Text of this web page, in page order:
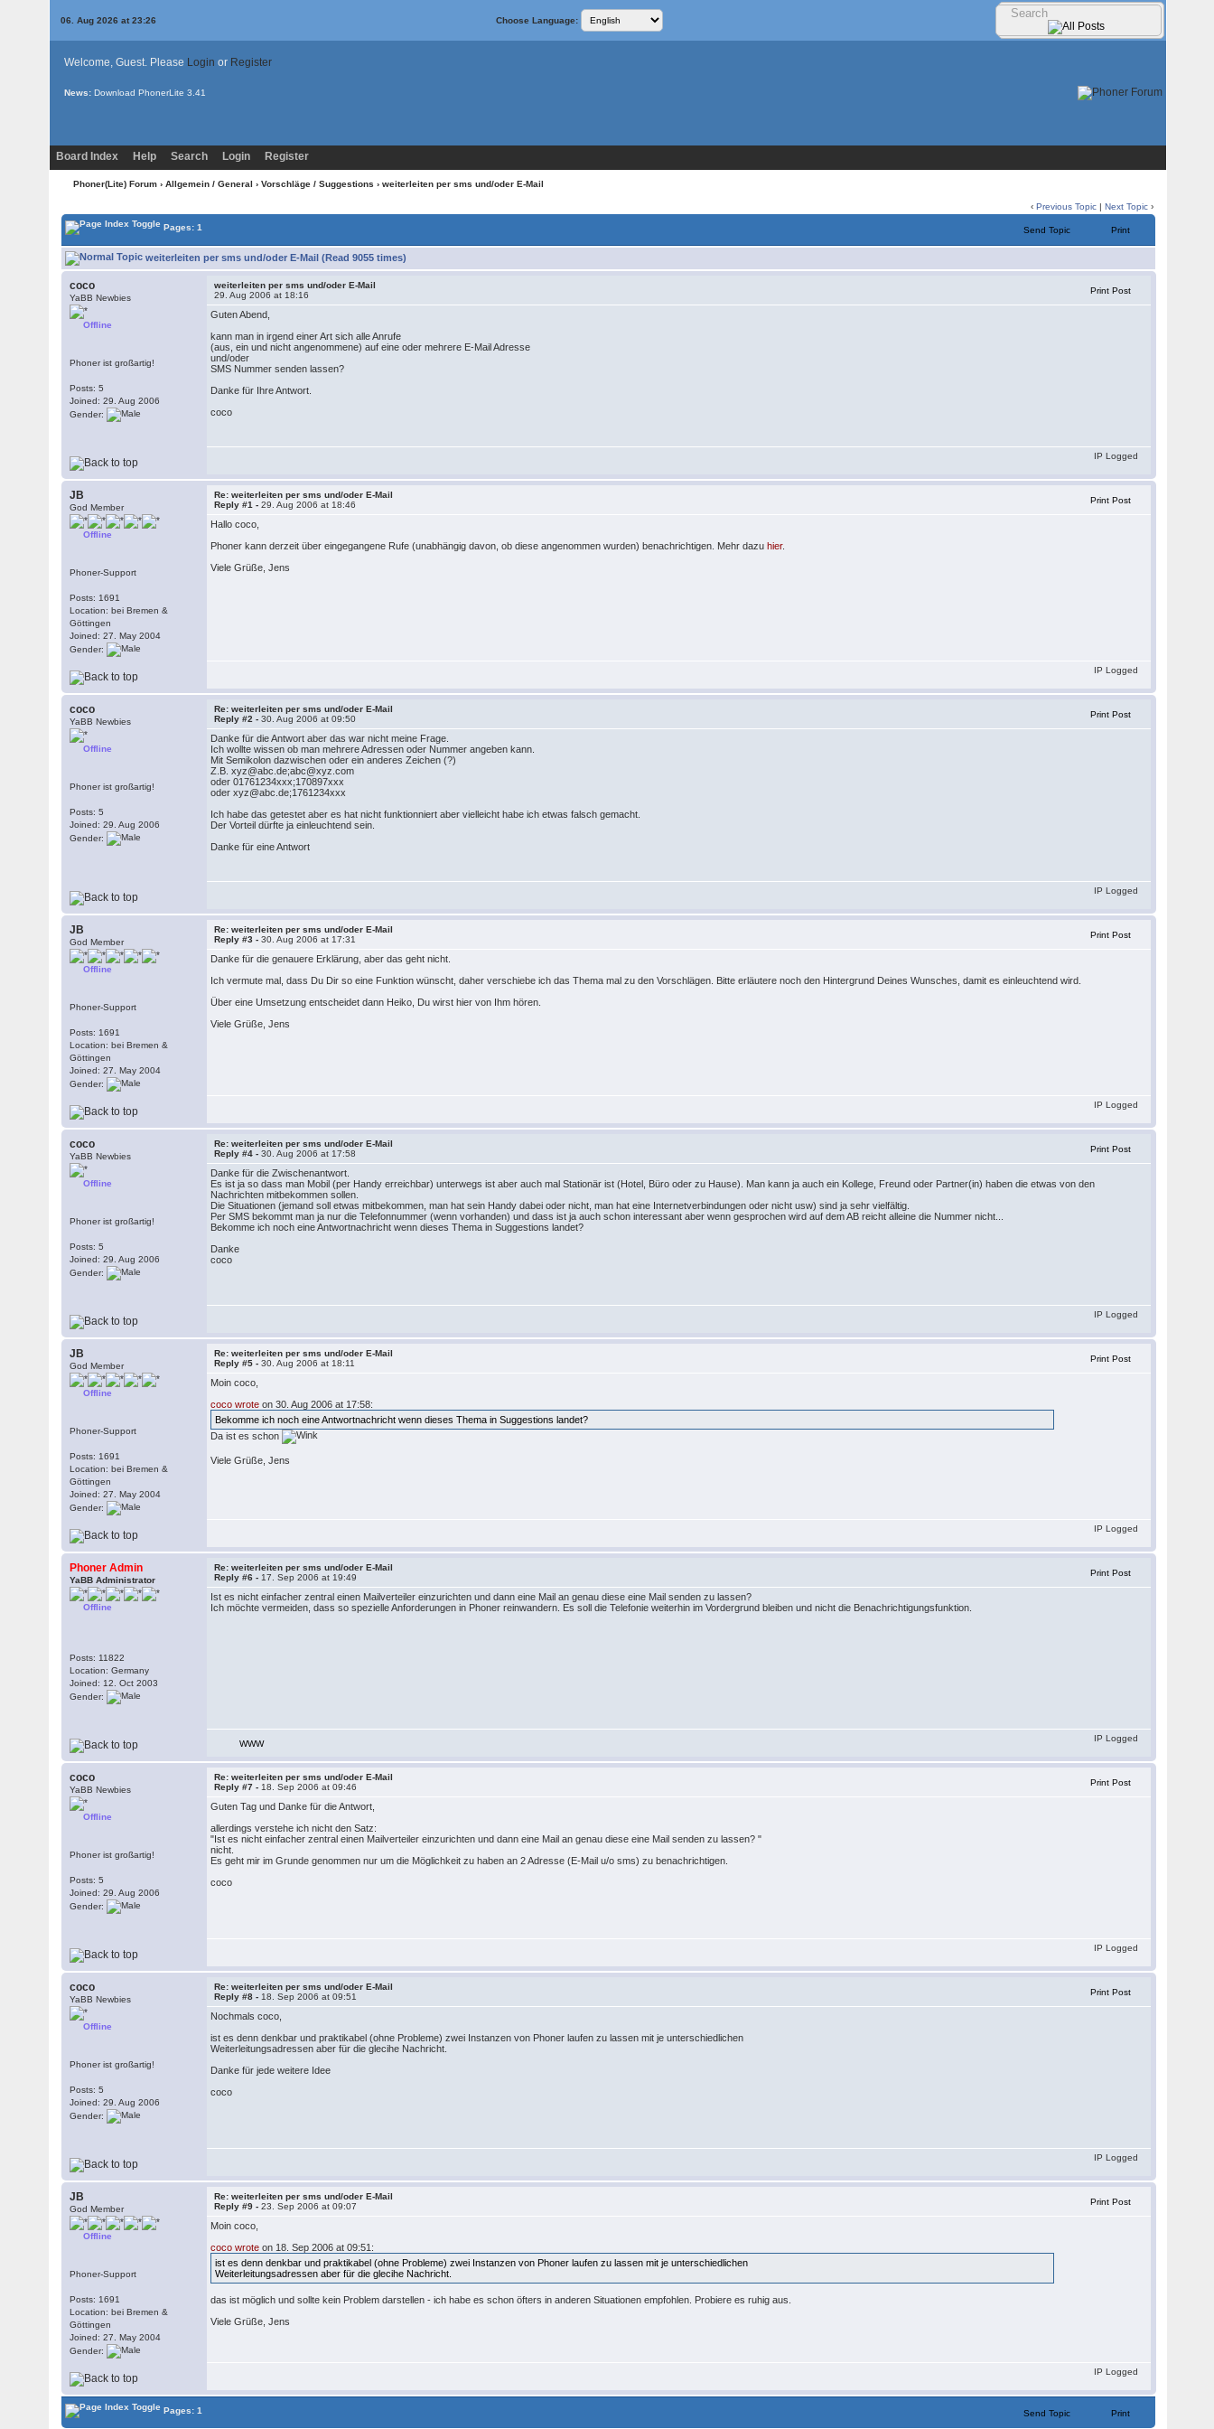
06. Aug 2026 at 23:26 Choose Language:
Welcome, Guest. Please Login or Register
News: Download PhonerLite 3.41
Board Index Help Search Login Register
Phoner(Lite) Forum › Allgemein / General › Vorschläge / Suggestions › weiterleiten per sms und/oder E-Mail
‹Previous Topic |Next Topic ›
Pages: 1 Send Topic Print
weiterleiten per sms und/oder E-Mail (Read 9055 times)
coco
YaBB Newbies
Offline
Phoner ist großartig!
Posts: 5
Joined: 29. Aug 2006
Gender:
weiterleiten per sms und/oder E-Mail
29. Aug 2006 at 18:16
Print Post
Guten Abend,
kann man in irgend einer Art sich alle Anrufe
(aus, ein und nicht angenommene) auf eine oder mehrere E-Mail Adresse
und/oder
SMS Nummer senden lassen?
Danke für Ihre Antwort.
coco
IP Logged
JB
God Member
Offline
Phoner-Support
Posts: 1691
Location: bei Bremen &
Göttingen
Joined: 27. May 2004
Gender:
Re: weiterleiten per sms und/oder E-Mail
Reply #1 -29. Aug 2006 at 18:46 Print Post
Hallo coco,
Phoner kann derzeit über eingegangene Rufe (unabhängig davon, ob diese angenommen wurden) benachrichtigen. Mehr dazuhier.
Viele Grüße, Jens
IP Logged
coco
YaBB Newbies
Offline
Phoner ist großartig!
Posts: 5
Joined: 29. Aug 2006
Gender:
Re: weiterleiten per sms und/oder E-Mail
Reply #2 -30. Aug 2006 at 09:50 Print Post
Danke für die Antwort aber das war nicht meine Frage.
Ich wollte wissen ob man mehrere Adressen oder Nummer angeben kann.
Mit Semikolon dazwischen oder ein anderes Zeichen (?)
Z.B. xyz@abc.de;abc@xyz.com
oder 01761234xxx;170897xxx
oder xyz@abc.de;1761234xxx
Ich habe das getestet aber es hat nicht funktionniert aber vielleicht habe ich etwas falsch gemacht.
Der Vorteil dürfte ja einleuchtend sein.
Danke für eine Antwort
IP Logged
JB
God Member
Offline
Phoner-Support
Posts: 1691
Location: bei Bremen &
Göttingen
Joined: 27. May 2004
Gender:
Re: weiterleiten per sms und/oder E-Mail
Reply #3 -30. Aug 2006 at 17:31 Print Post
Danke für die genauere Erklärung, aber das geht nicht.
Ich vermute mal, dass Du Dir so eine Funktion wünscht, daher verschiebe ich das Thema mal zu den Vorschlägen. Bitte erläutere noch den Hintergrund Deines Wunsches, damit es einleuchtend wird.
Über eine Umsetzung entscheidet dann Heiko, Du wirst hier von Ihm hören.
Viele Grüße, Jens
IP Logged
coco
YaBB Newbies
Offline
Phoner ist großartig!
Posts: 5
Joined: 29. Aug 2006
Gender:
Re: weiterleiten per sms und/oder E-Mail
Reply #4 -30. Aug 2006 at 17:58 Print Post
Danke für die Zwischenantwort.
Es ist ja so dass man Mobil (per Handy erreichbar) unterwegs ist aber auch mal Stationär ist (Hotel, Büro oder zu Hause). Man kann ja auch ein Kollege, Freund oder Partner(in) haben die etwas von den
Nachrichten mitbekommen sollen.
Die Situationen (jemand soll etwas mitbekommen, man hat sein Handy dabei oder nicht, man hat eine Internetverbindungen oder nicht usw) sind ja sehr vielfältig.
Per SMS bekommt man ja nur die Telefonnummer (wenn vorhanden) und dass ist ja auch schon interessant aber wenn gesprochen wird auf dem AB reicht alleine die Nummer nicht...
Bekomme ich noch eine Antwortnachricht wenn dieses Thema in Suggestions landet?
Danke
coco
IP Logged
JB
God Member
Offline
Phoner-Support
Posts: 1691
Location: bei Bremen &
Göttingen
Joined: 27. May 2004
Gender:
Re: weiterleiten per sms und/oder E-Mail
Reply #5 -30. Aug 2006 at 18:11 Print Post
Moin coco,
coco wrote on 30. Aug 2006 at 17:58:
Bekomme ich noch eine Antwortnachricht wenn dieses Thema in Suggestions landet?
Da ist es schon
Viele Grüße, Jens
IP Logged
Phoner Admin
YaBB Administrator
Offline
Posts: 11822
Location: Germany
Joined: 12. Oct 2003
Gender:
Re: weiterleiten per sms und/oder E-Mail
Reply #6 - 17. Sep 2006 at 19:49 Print Post
Ist es nicht einfacher zentral einen Mailverteiler einzurichten und dann eine Mail an genau diese eine Mail senden zu lassen?
Ich möchte vermeiden, dass so spezielle Anforderungen in Phoner reinwandern. Es soll die Telefonie weiterhin im Vordergrund bleiben und nicht die Benachrichtigungsfunktion.
WWW
IP Logged
coco
YaBB Newbies
Offline
Phoner ist großartig!
Posts: 5
Joined: 29. Aug 2006
Gender:
Re: weiterleiten per sms und/oder E-Mail
Reply #7 - 18. Sep 2006 at 09:46 Print Post
Guten Tag und Danke für die Antwort,
allerdings verstehe ich nicht den Satz:
"Ist es nicht einfacher zentral einen Mailverteiler einzurichten und dann eine Mail an genau diese eine Mail senden zu lassen? "
nicht.
Es geht mir im Grunde genommen nur um die Möglichkeit zu haben an 2 Adresse (E-Mail u/o sms) zu benachrichtigen.
coco
IP Logged
coco
YaBB Newbies
Offline
Phoner ist großartig!
Posts: 5
Joined: 29. Aug 2006
Gender:
Re: weiterleiten per sms und/oder E-Mail
Reply #8 - 18. Sep 2006 at 09:51 Print Post
Nochmals coco,
ist es denn denkbar und praktikabel (ohne Probleme) zwei Instanzen von Phoner laufen zu lassen mit je unterschiedlichen
Weiterleitungsadressen aber für die glecihe Nachricht.
Danke für jede weitere Idee
coco
IP Logged
JB
God Member
Offline
Phoner-Support
Posts: 1691
Location: bei Bremen &
Göttingen
Joined: 27. May 2004
Gender:
Re: weiterleiten per sms und/oder E-Mail
Reply #9 -23. Sep 2006 at 09:07 Print Post
Moin coco,
coco wrote on 18. Sep 2006 at 09:51:
ist es denn denkbar und praktikabel (ohne Probleme) zwei Instanzen von Phoner laufen zu lassen mit je unterschiedlichen
Weiterleitungsadressen aber für die glecihe Nachricht.
das ist möglich und sollte kein Problem darstellen - ich habe es schon öfters in anderen Situationen empfohlen. Probiere es ruhig aus.
Viele Grüße, Jens
IP Logged
Pages: 1 Send Topic Print